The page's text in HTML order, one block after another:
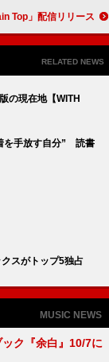
Mountain Top」配信リリース
RELATED NEWS
の現在地【WITH
を手放す自分” 読書
スがトップ5独占
MUSIC NEWS
ク『余白』10/7に